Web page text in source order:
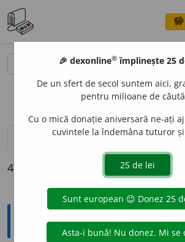
savings
definiții (4) declinări
4 definiții pentru scalce
Explicative DEX
🎉 dexonline® împlinește 25
De un sfert de secol suntem aici,
pentru milioane de
Cu o mică donație aniversară ne-ați
cuvintele la îndemâna tuturor